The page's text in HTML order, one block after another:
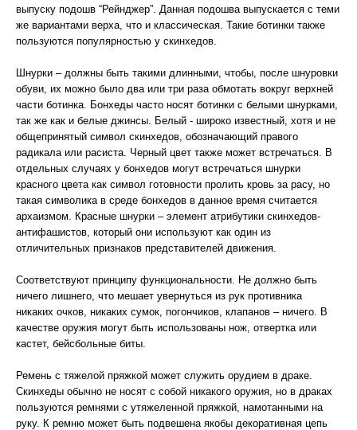
выпуску подошв “Рейнджер”. Данная подошва выпускается с теми
же вариантами верха, что и классическая. Такие ботинки также
пользуются популярностью у скинхедов.
Шнурки – должны быть такими длинными, чтобы, после шнуровки
обуви, их можно было два или три раза обмотать вокруг верхней
части ботинка. Бонхеды часто носят ботинки с белыми шнурками,
так же как и белые джинсы. Белый - широко известный, хотя и не
общепринятый символ скинхедов, обозначающий правого
радикала или расиста. Черный цвет также может встречаться. В
отдельных случаях у бонхедов могут встречаться шнурки
красного цвета как символ готовности пролить кровь за расу, но
такая символика в среде бонхедов в данное время считается
архаизмом. Красные шнурки – элемент атрибутики скинхедов-
антифашистов, который они используют как один из
отличительных признаков представителей движения.
Соответствуют принципу функциональности. Не должно быть
ничего лишнего, что мешает увернуться из рук противника
никаких очков, никаких сумок, погончиков, клапанов – ничего. В
качестве оружия могут быть использованы нож, отвертка или
кастет, бейсбольные биты.
Ремень с тяжелой пряжкой может служить орудием в драке.
Скинхеды обычно не носят с собой никакого оружия, но в драках
пользуются ремнями с утяжеленной пряжкой, намотанными на
руку. К ремню может быть подвешена якобы декоративная цепь